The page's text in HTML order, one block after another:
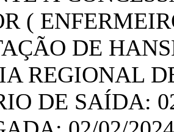
(
DE
REGIONAL
DE SAÍDA: